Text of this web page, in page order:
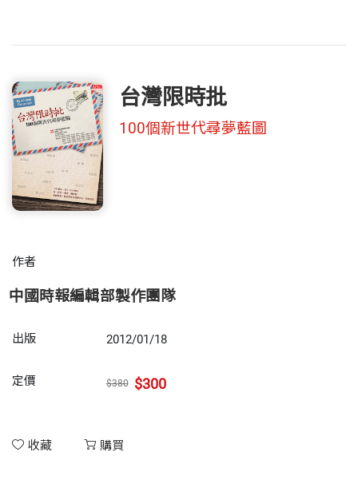
台灣限時批
100個新世代尋夢藍圖
作者
中國時報編輯部製作團隊
出版 2012/01/18
定價 $380 $300
收藏 購買